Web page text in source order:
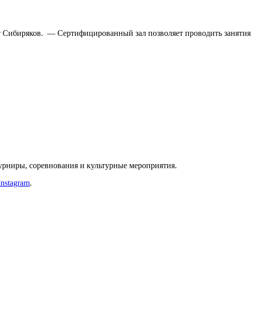
— Сертифицированный зал позволяет проводить занятия
соревнования и культурные мероприятия.
.